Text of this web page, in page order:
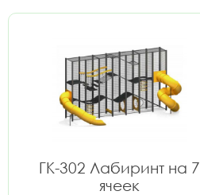
ГК-302 Лабиринт на 7
ячеек